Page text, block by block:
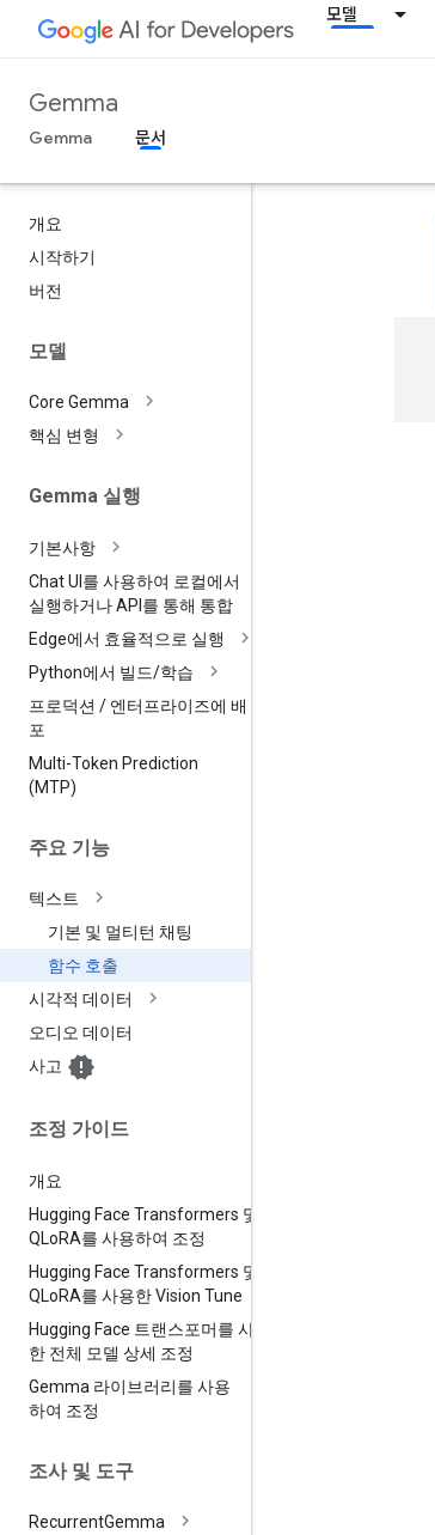
모델
Gemma
Gemma 문서
개요
시작하기
버전
모델
Core Gemma
핵심 변형
Gemma 실행
기본사항
Chat UI를 사용하여 로컬에서
실행하거나 API를 통해 통합
Edge에서 효율적으로 실행
Python에서 빌드/학습
프로덕션 / 엔터프라이즈에 배
포
Multi-Token Prediction
(MTP)
주요 기능
텍스트
기본 및 멀티턴 채팅
함수 호출
시각적 데이터
오디오 데이터
사고
조정 가이드
개요
Hugging Face Transformers 및
QLoRA를 사용하여 조정
Hugging Face Transformers 및
QLoRA를 사용한 Vision Tune
Hugging Face 트랜스포머를 사용
한 전체 모델 상세 조정
Gemma 라이브러리를 사용
하여 조정
조사 및 도구
RecurrentGemma